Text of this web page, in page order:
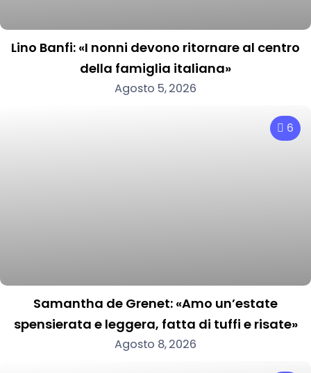
Lino Banfi: «I nonni devono ritornare al centro
della famiglia italiana»
Agosto 5, 2026
6
Samantha de Grenet: «Amo un’estate
spensierata e leggera, fatta di tuffi e risate»
Agosto 8, 2026